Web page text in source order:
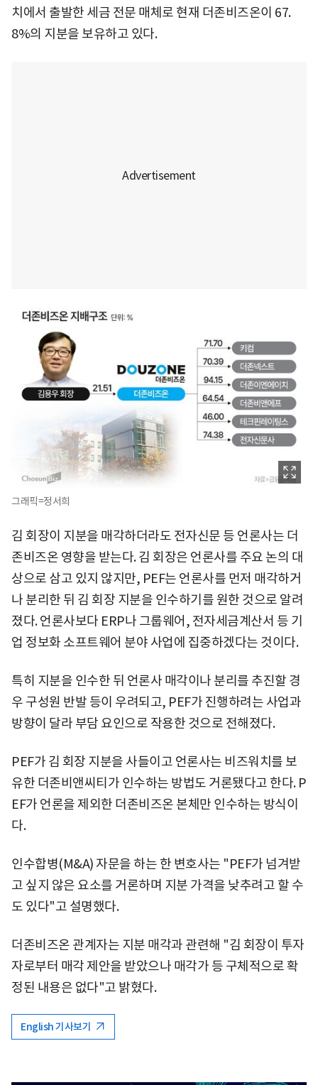
치에서 출발한 세금 전문 매체로 현재 더존비즈온이 67.
8%의 지분을 보유하고 있다.
그래픽=정서희
김 회장이 지분을 매각하더라도 전자신문 등 언론사는 더
존비즈온 영향을 받는다. 김 회장은 언론사를 주요 논의 대
상으로 삼고 있지 않지만, PEF는 언론사를 먼저 매각하거
나 분리한 뒤 김 회장 지분을 인수하기를 원한 것으로 알려
졌다. 언론사보다 ERP나 그룹웨어, 전자세금계산서 등 기
업 정보화 소프트웨어 분야 사업에 집중하겠다는 것이다.
특히 지분을 인수한 뒤 언론사 매각이나 분리를 추진할 경
우 구성원 반발 등이 우려되고, PEF가 진행하려는 사업과
방향이 달라 부담 요인으로 작용한 것으로 전해졌다.
PEF가 김 회장 지분을 사들이고 언론사는 비즈워치를 보
유한 더존비앤씨티가 인수하는 방법도 거론됐다고 한다. P
EF가 언론을 제외한 더존비즈온 본체만 인수하는 방식이
다.
인수합병(M&A) 자문을 하는 한 변호사는 "PEF가 넘겨받
고 싶지 않은 요소를 거론하며 지분 가격을 낮추려고 할 수
도 있다"고 설명했다.
더존비즈온 관계자는 지분 매각과 관련해 "김 회장이 투자
자로부터 매각 제안을 받았으나 매각가 등 구체적으로 확
정된 내용은 없다"고 밝혔다.
English 기사보기